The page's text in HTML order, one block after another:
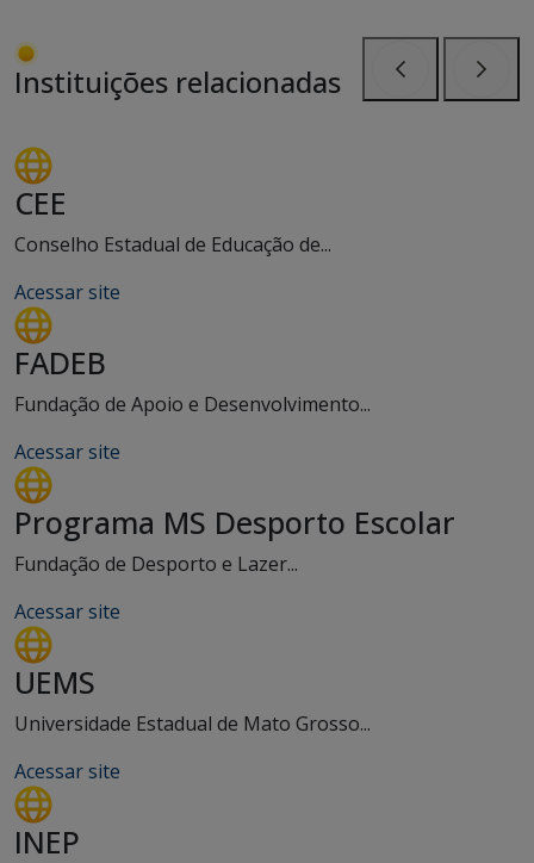
Instituições relacionadas
CEE
Conselho Estadual de Educação de...
Acessar site
FADEB
Fundação de Apoio e Desenvolvimento...
Acessar site
Programa MS Desporto Escolar
Fundação de Desporto e Lazer...
Acessar site
UEMS
Universidade Estadual de Mato Grosso...
Acessar site
INEP